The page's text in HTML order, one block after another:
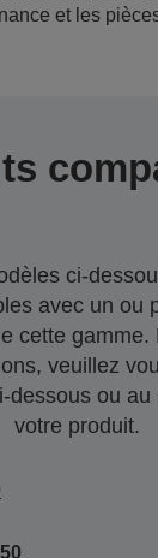
et les
ci-
avec un ou
cette gamme.
veuillez
dessous ou au
votre produit.